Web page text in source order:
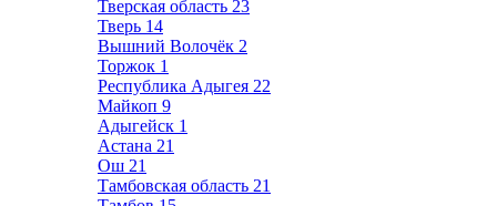
Тверская область 23
Тверь 14
Вышний Волочёк 2
Торжок 1
Республика Адыгея 22
Майкоп 9
Адыгейск 1
Астана 21
Ош 21
Тамбовская область 21